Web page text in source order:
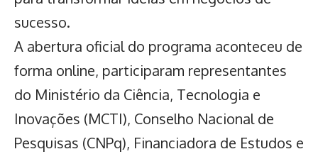
sucesso.
A abertura oficial do programa aconteceu de
forma online, participaram representantes
do Ministério da Ciência, Tecnologia e
Inovações (MCTI), Conselho Nacional de
Pesquisas (CNPq), Financiadora de Estudos e